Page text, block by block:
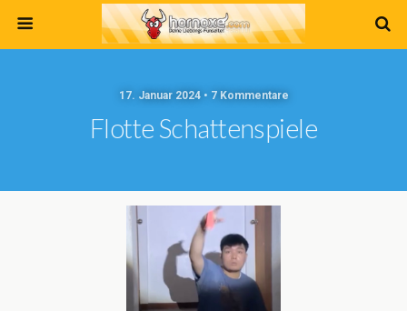
17. Januar 2024 • 7 Kommentare
Flotte Schattenspiele